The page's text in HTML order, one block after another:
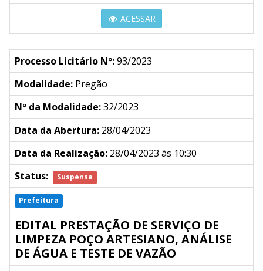
ACESSAR
Processo Licitário Nº:93/2023
Modalidade: Pregão
Nº da Modalidade:32/2023
Data da Abertura: 28/04/2023
Data da Realização: 28/04/2023 às 10:30
Status:
Suspensa
Prefeitura
EDITAL PRESTAÇÃO DE SERVIÇO DE
LIMPEZA POÇO ARTESIANO, ANÁLISE
DE ÁGUA E TESTE DE VAZÃO